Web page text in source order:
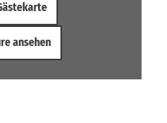
ansehen